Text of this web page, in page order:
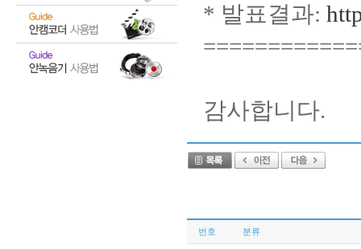
* 발표결과:
감사합니다.
번호 분류